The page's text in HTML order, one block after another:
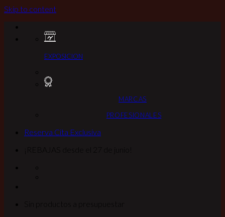
Skip to content
EXPOSICION
MARCAS
PROFESIONALES
Reserva Cita Exclusiva